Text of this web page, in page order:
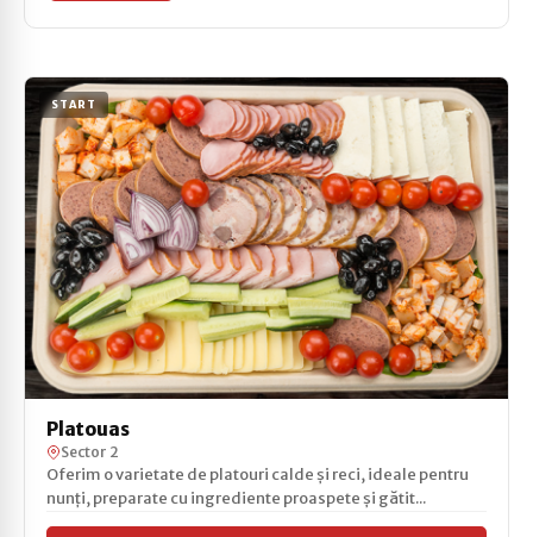
START
Platouas
Sector 2
Oferim o varietate de platouri calde și reci, ideale pentru
nunți, preparate cu ingrediente proaspete și gătit...